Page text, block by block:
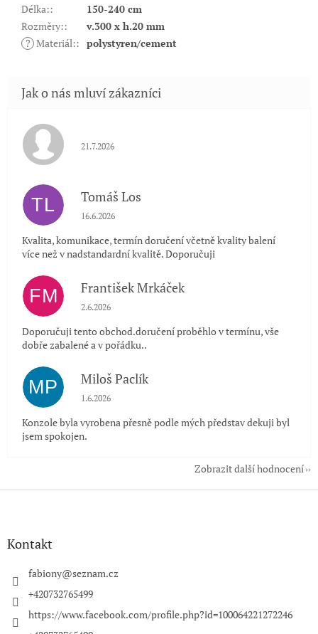
Délka::
150-240 cm
Rozměry::
v.300 x h.20 mm
? Materiál:: polystyren/cement
Hodnocení obchodu je 5 z 5 hvězdiček.
21.7.2026
TL Tomáš Los
Hodnocení obchodu je 5 z 5 hvězdiček.
16.6.2026
Kvalita, komunikace, termín doručení včetně kvality balení
více než v nadstandardní kvalitě. Doporučuji
FM František Mrkáček
Hodnocení obchodu je 5 z 5 hvězdiček.
2.6.2026
Doporučuji tento obchod.doručení proběhlo v termínu, vše
dobře zabalené a v pořádku..
MP Miloš Paclík
Hodnocení obchodu je 5 z 5 hvězdiček.
1.6.2026
Konzole byla vyrobena přesně podle mých představ dekuji byl
jsem spokojen.
Zobrazit další hodnocení
Z
Kontakt
fabiony@seznam.cz
+420732765499
https://www.facebook.com/profile.php?id=100064221272246